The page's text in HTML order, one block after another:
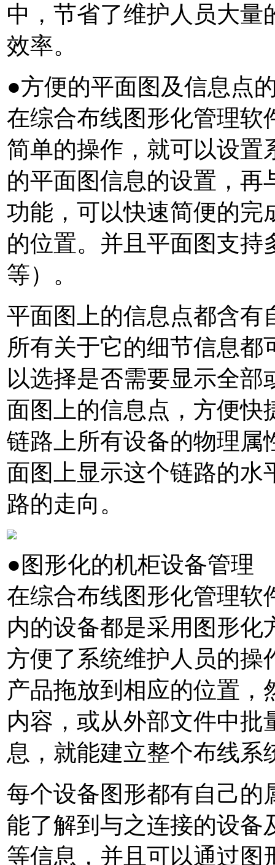
中，节省了维护人员大量
效率。
●方便的平面图及信息点
在综合布线图形化管理软
简单的操作，就可以设置
的平面图信息的设置，再
功能，可以快速简便的完
的位置。并且平面图支持
等）。
平面图上的信息点都含有
所有关于它的细节信息
以选择是否需要显示全
面图上的信息点，方便快
链路上所有设备的物理属
面图上显示这个链路的水
路的走向。
●图形化的机柜设备管理
在综合布线图形化管理软
内的设备都是采用图形
方便了系统维护人员的操
产品拖放到相应的位置
内容，或从外部文件中
息，就能建立整个布线系
每个设备图形都有自己的
能了解到与之连接的设备
等信息，并且可以通过图